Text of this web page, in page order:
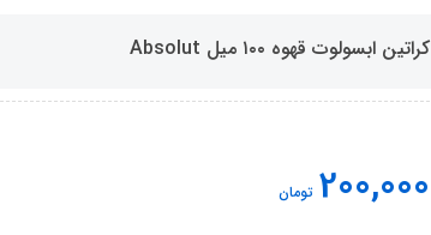
کراتین ابسولوت قهوه ۱۰۰ میل Absolut
200,000 تومان